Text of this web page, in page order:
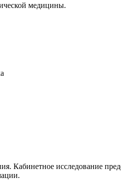
медицины.
Кабинетное исследование